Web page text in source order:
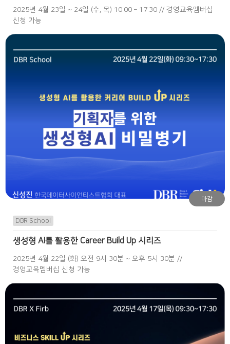
2025년 4월 23일 ~ 24일 (수, 목) 10:00 – 17:30 // 경영교육멤버십
신청 가능
마감
DBR School
생성형 AI를 활용한 Career Build Up 시리즈
2025년 4월 22일 (화) 오전 9시 30분 ~ 오후 5시 30분 //
경영교육멤버십 신청 가능